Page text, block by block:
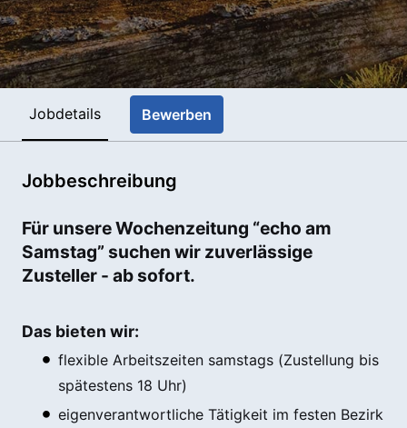
Jobdetails Bewerben
Jobbeschreibung
Für unsere Wochenzeitung “echo am
Samstag” suchen wir zuverlässige
Zusteller - ab sofort.
Das bieten wir:
flexible Arbeitszeiten samstags (Zustellung bis
spätestens 18 Uhr)
eigenverantwortliche Tätigkeit im festen Bezirk